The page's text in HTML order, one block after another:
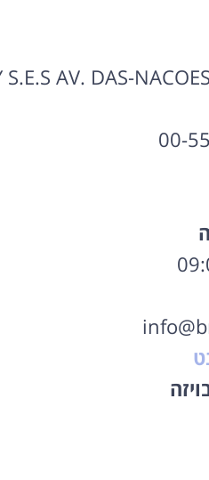
S.E.S AV. DAS-
00-